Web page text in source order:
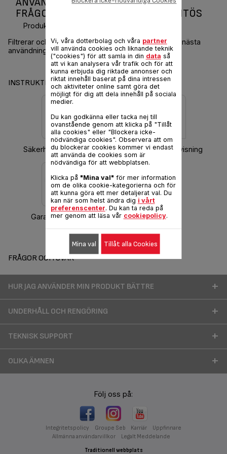
FRÅGOR OLEOCLEAN PRO FR804 FRITÖS
Produktkod :
Filtrerar och förvarar automatiskt den rena oljan till nästa
användning
INSTRUKTIONER & GARANTI
Säkerhetsinstruktioner Hämta bruksanvisning
Garantiinformation
FRÅGOR OCH SVAR
HUR JAG ANVÄNDER MIN PRODUKT BÄTTRE
UNDERHÅLL OCH RENGÖRING
TEKNISK SUPPORT
OLIKA ÄMNEN
Följ oss på:
Integritetspolicy Groupe Seb Karriär
Uppfinnare
Allmänna användarvillkor
Legalt Meddelande
Traditionell webbplats
Vi, våra dotterbolag och våra partner
vill använda cookies och liknande teknik
("cookies") för att samla in din data så
att vi kan analysera vår trafik och för att
kunna erbjuda dig riktade annonser och
riktat innehåll baserat på dina intressen
och aktiviteter online samt göra det
möjligt för dig att dela innehåll på sociala
medier.
Du kan godkänna eller tacka nej till
ovanstående genom att klicka på "Tillåt
alla cookies" eller "Blockera icke-
nödvändiga cookies". Observera att om
du blockerar cookies kommer vi endast
att använda de cookies som är
nödvändiga för att webbplatsen.
Klicka på "Mina val" för mer information
om de olika cookie-kategorierna och för
att kunna göra ett mer detaljerat val. Du
kan när som helst ändra dig i vårt
preferenscenter. Du kan ta reda på
mer genom att läsa vår cookiepolicy.
Mina val Tillåt alla Cookies